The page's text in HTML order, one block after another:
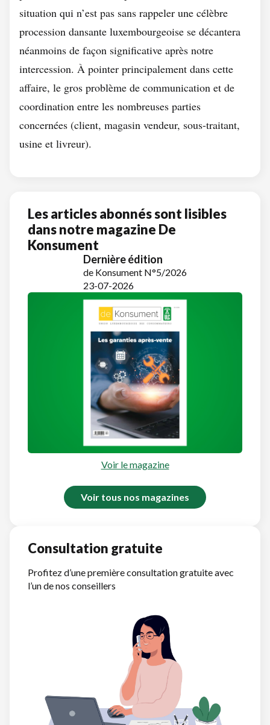
situation qui n’est pas sans rappeler une célèbre
procession dansante luxembourgeoise se décantera
néanmoins de façon significative après notre
intercession. À pointer principalement dans cette
affaire, le gros problème de communication et de
coordination entre les nombreuses parties
concernées (client, magasin vendeur, sous-traitant,
usine et livreur).
Les articles abonnés sont lisibles
dans notre magazine De
Konsument
Dernière édition
de Konsument N°5/2026
23-07-2026
Voir le magazine
Voir tous nos magazines
Consultation gratuite
Profitez d’une première consultation gratuite avec
l’un de nos conseillers